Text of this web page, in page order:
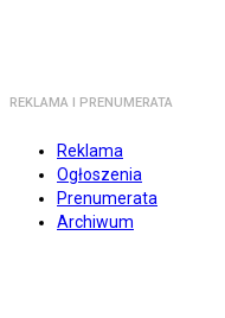
REKLAMA I PRENUMERATA
Reklama
Ogłoszenia
Prenumerata
Archiwum